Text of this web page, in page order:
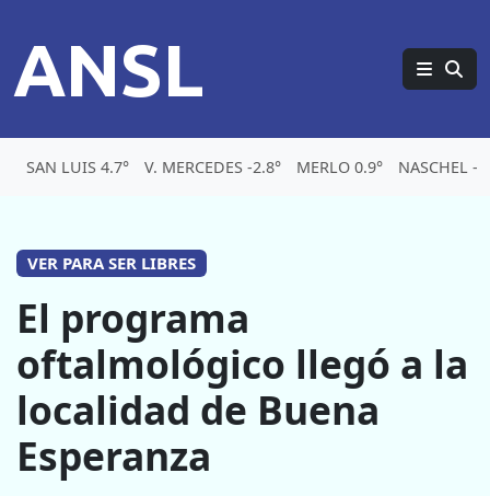
ANSL
SAN LUIS 4.7° V. MERCEDES -2.8° MERLO 0.9° NASCHEL -
VER PARA SER LIBRES
El programa
oftalmológico llegó a la
localidad de Buena
Esperanza